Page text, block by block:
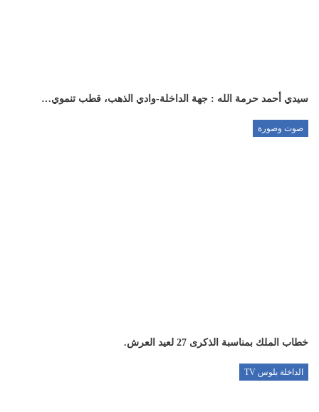
سيدي أحمد حرمة الله : جهة الداخلة-وادي الذهب، قطب تنموي…
صوت وصورة
خطاب الملك بمناسبة الذكرى 27 لعيد العرش.
الداخلة بلوس TV